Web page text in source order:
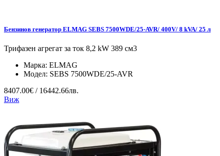
Бензинов генератор ELMAG SEBS 7500WDE/25-AVR/ 400V/ 8 kVA/ 25 л
Трифазен агрегат за ток 8,2 kW 389 см3
Марка: ELMAG
Модел: SEBS 7500WDE/25-AVR
8407.00€ / 16442.66лв.
Виж